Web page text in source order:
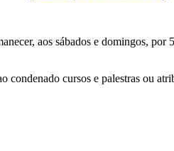
aos sábados e domingos,
condenado cursos e palestras ou